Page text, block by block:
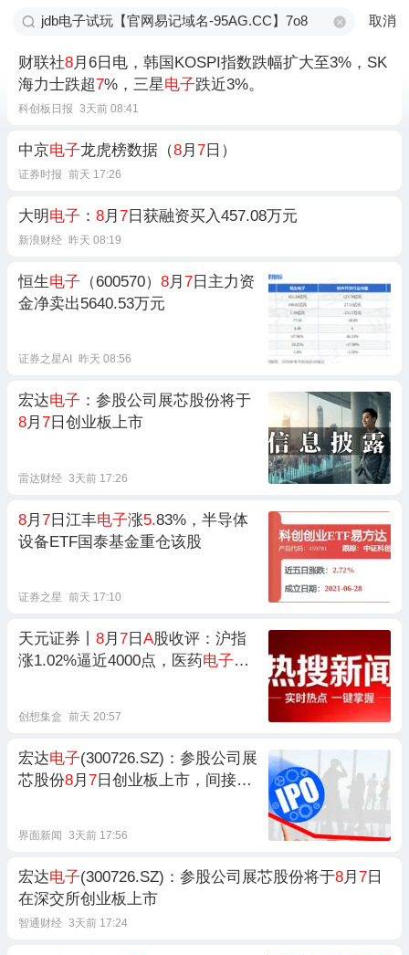
取消
财联社8月6日电，韩国KOSPI指数跌幅扩大至3%，SK
海力士跌超7%，三星电子跌近3%。
科创板日报 3天前 08:41
中京电子龙虎榜数据（8月 7 日）
证券时报 前天 17:26
大明电子 ： 8月 7 日获融资买入457.08万元
新浪财经 昨天 08:19
恒生电子 （600570） 8月 7 日主力资
金净卖出5640.53万元
证券之星AI 昨天 08:56
宏达电子 ：参股公司展芯股份将于
8月 7 日创业板上市
雷达财经 3天前 17:26
8月 7 日江丰电子涨5.83%，半导体
设备ETF国泰基金重仓该股
证券之星 前天 17:10
天元证券丨 8月 7 日 A股收评：沪指
涨1.02%逼近4000点，医药电子双
创想集盒 前天 20:57
宏达电子(300726.SZ)：参股公司展
芯股份8月 7 日创业板上市，间接持
界面新闻 3天前 17:56
宏达电子(300726.SZ)：参股公司展芯股份将于8月 7 日
在深交所创业板上市
智通财经 3天前 17:24